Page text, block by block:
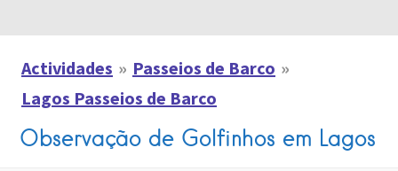
Actividades
Passeios de Barco
Lagos Passeios de Barco
Observação de Golfinhos em Lagos